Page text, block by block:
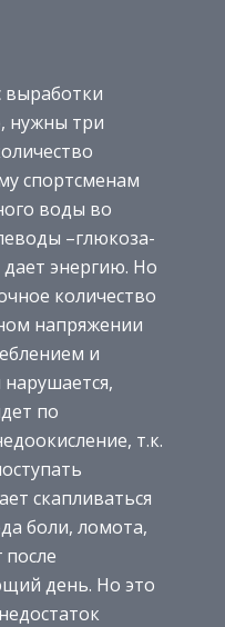
выработки
нужны три
спортсменам
воды во
–глюкоза-
энергию. Но
количество
напряжении
и
по
т.к.
скапливаться
боли, ломота,
день. Но это